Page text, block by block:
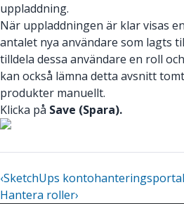
uppladdning.
När uppladdningen är klar visas
antalet nya användare som lagts
tilldela dessa användare en roll
kan också lämna detta avsnitt
produkter manuellt.
Klicka på Save (Spara).
‹SketchUps kontohanteringsportal
Hantera roller›